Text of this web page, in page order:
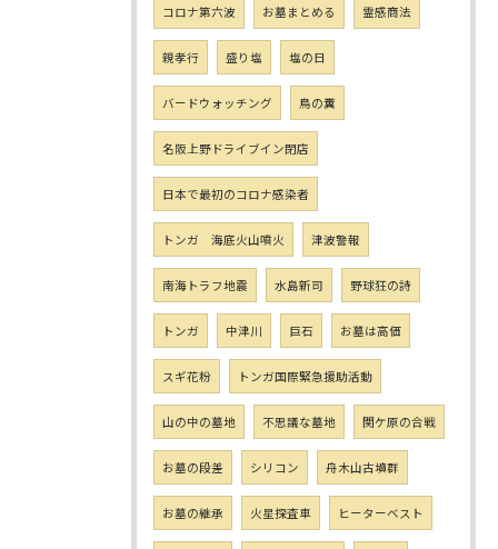
コロナ第六波 お墓まとめる 霊感商法
親孝行 盛り塩 塩の日
バードウォッチング 鳥の糞
名阪上野ドライブイン閉店
日本で最初のコロナ感染者
トンガ 海底火山噴火 津波警報
南海トラフ地震 水島新司 野球狂の詩
トンガ 中津川 巨石 お墓は高価
スギ花粉 トンガ国際緊急援助活動
山の中の墓地 不思議な墓地 関ケ原の合戦
お墓の段差 シリコン 舟木山古墳群
お墓の継承 火星探査車 ヒーターベスト